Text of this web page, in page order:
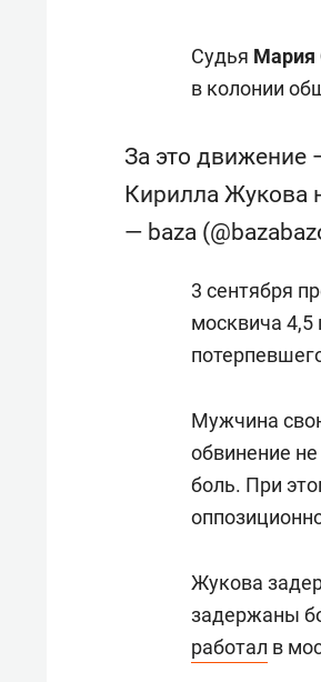
Судья Мария
в колонии
За это движение
Кирилла Жукова
— baza
3 сентября
москвича 4,5
Мужчина
обвинение
боль. При
Жукова
задержаны
работал в